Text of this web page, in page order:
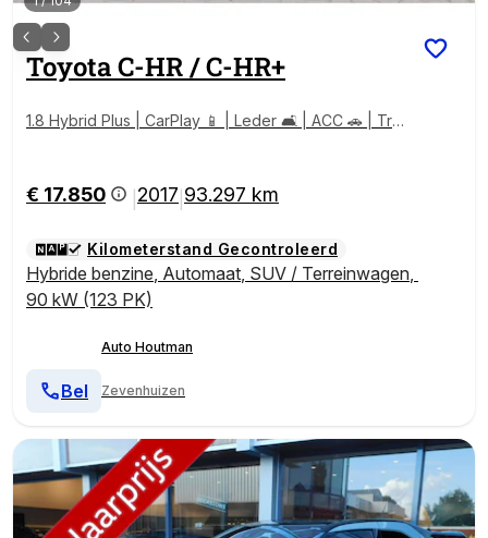
ToyotaC-HR / C-HR+
1.8 Hybrid Plus | CarPlay 📱 | Leder 🛋️ | ACC 🚗 | Tre
€ 17.850 2017 93.297 km
Kilometerstand Gecontroleerd
Hybride benzine, Automaat, SUV / Terreinwagen,
90 kW (123 PK)
Auto Houtman
Zevenhuizen
Bel